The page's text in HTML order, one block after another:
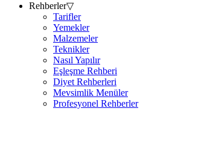
Rehberler▽
Tarifler
Yemekler
Malzemeler
Teknikler
Nasıl Yapılır
Eşleşme Rehberi
Diyet Rehberleri
Mevsimlik Menüler
Profesyonel Rehberler